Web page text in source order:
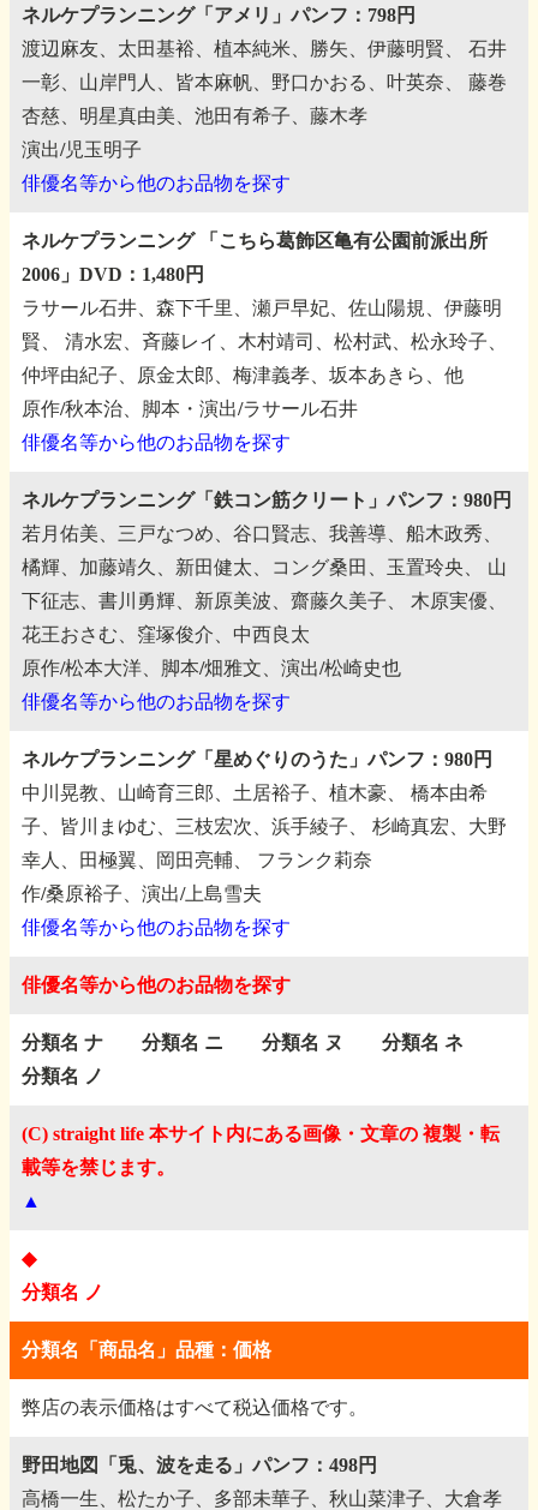
ネルケプランニング「アメリ」パンフ：798円
渡辺麻友、太田基裕、植本純米、勝矢、伊藤明賢、
石井
一彰、山岸門人、皆本麻帆、野口かおる、叶英奈、
藤巻
杏慈、明星真由美、池田有希子、藤木孝
演出/児玉明子
俳優名等から他のお品物を探す
ネルケプランニング「こちら葛飾区亀有公園前派出所
2006」DVD：1,480円
ラサール石井、森下千里、瀬戸早妃、佐山陽規、伊藤明
賢、
清水宏、斉藤レイ、木村靖司、松村武、松永玲子、
仲坪由紀子、原金太郎、梅津義孝、坂本あきら、他
原作/秋本治、脚本・演出/ラサール石井
俳優名等から他のお品物を探す
ネルケプランニング「鉄コン筋クリート」パンフ：980円
若月佑美、三戸なつめ、谷口賢志、我善導、船木政秀、
橘輝、加藤靖久、新田健太、コング桑田、玉置玲央、
山
下征志、書川勇輝、新原美波、齋藤久美子、
木原実優、
花王おさむ、窪塚俊介、中西良太
原作/松本大洋、脚本/畑雅文、演出/松崎史也
俳優名等から他のお品物を探す
ネルケプランニング「星めぐりのうた」パンフ：980円
中川晃教、山崎育三郎、土居裕子、植木豪、
橋本由希
子、皆川まゆむ、三枝宏次、浜手綾子、
杉崎真宏、大野
幸人、田極翼、岡田亮輔、
フランク莉奈
作/桑原裕子、演出/上島雪夫
俳優名等から他のお品物を探す
俳優名等から他のお品物を探す
分類名 ナ 分類名 ニ 分類名 ヌ
分類名 ネ
分類名 ノ
(C) straight life 本サイト内にある画像・文章の 複製・転
載等を禁じます。
▲
◆
分類名 ノ
分類名「商品名」品種：価格
弊店の表示価格はすべて税込価格です。
野田地図「兎、波を走る」パンフ：498円
高橋一生、松たか子、多部未華子、秋山菜津子、大倉孝